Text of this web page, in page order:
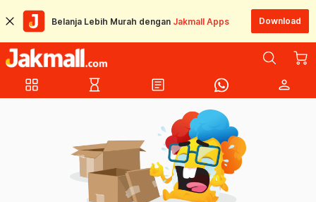
Belanja Lebih Murah dengan Jakmall Apps Download
grid_view hourglass_empty article person